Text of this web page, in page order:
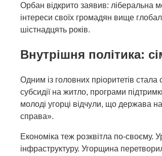
Орбан відкрито заявив: ліберальна
інтереси своїх громадян вище
шістнадцять років.
Внутрішня політика:
Одним із головних пріоритетів
субсидії на житло, програми
молоді угорці відчули, що держава
справа».
Економіка теж розквітла по-своєму.
інфраструктуру. Угорщина